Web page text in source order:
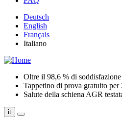
Deutsch
English
Français
Italiano
Oltre il 98,6 % di
Tappetino di prova gratuito per
Salute della schiena AGR
it